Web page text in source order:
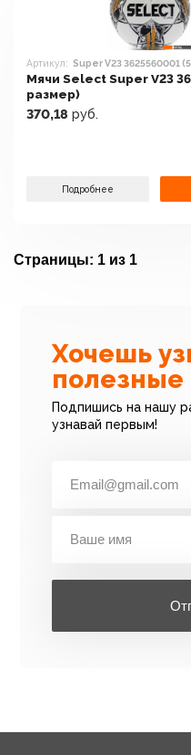
Артикул: Super V23 3625560001
Мячи Select Super V23
размер)
370,18 руб.
Подробнее
Страницы: 1 из 1
Хочешь
полезные
Подпишись на нашу
узнавай первым!